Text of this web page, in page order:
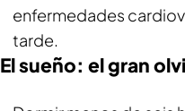
enfermedades
tarde.
El sueño: el gran